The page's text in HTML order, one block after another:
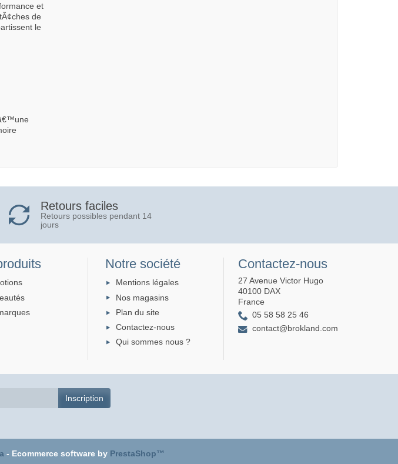
et
de
le
Retours faciles
Retours possibles pendant 14
jours
Notre société
Mentions légales
Nos magasins
Plan du site
Contactez-nous
Qui sommes nous ?
Contactez-nous
27 Avenue Victor Hugo
40100 DAX
France
05 58 58 25 46
contact@brokland.com
- Ecommerce software by PrestaShop™